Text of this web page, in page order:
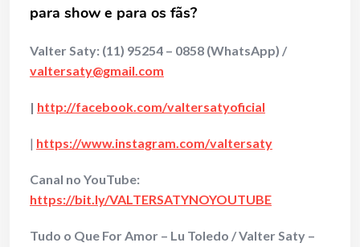
para show e para os fãs?
Valter Saty: (11) 95254 – 0858 (WhatsApp) /
valtersaty@gmail.com
| http://facebook.com/valtersatyoficial
| https://www.instagram.com/valtersaty
Canal no YouTube:
https://bit.ly/VALTERSATYNOYOUTUBE
Tudo o Que For Amor – Lu Toledo / Valter Saty –